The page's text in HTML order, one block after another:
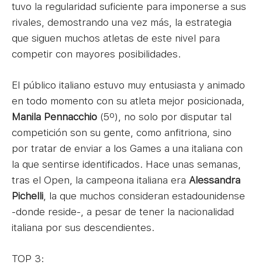
tuvo la regularidad suficiente para imponerse a sus
rivales, demostrando una vez más, la estrategia
que siguen muchos atletas de este nivel para
competir con mayores posibilidades.
El público italiano estuvo muy entusiasta y animado
en todo momento con su atleta mejor posicionada,
Manila Pennacchio (5º), no solo por disputar tal
competición son su gente, como anfitriona, sino
por tratar de enviar a los Games a una italiana con
la que sentirse identificados. Hace unas semanas,
tras el Open, la campeona italiana era Alessandra
Pichelli, la que muchos consideran estadounidense
-donde reside-, a pesar de tener la nacionalidad
italiana por sus descendientes.
TOP 3: